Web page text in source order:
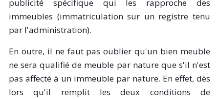
publicité spécifique qui les rapproche des
immeubles (immatriculation sur un registre tenu
par l'administration).
En outre, il ne faut pas oublier qu'un bien meuble
ne sera qualifié de meuble par nature que s'il n'est
pas affecté à un immeuble par nature. En effet, dès
lors qu'il remplit les deux conditions de